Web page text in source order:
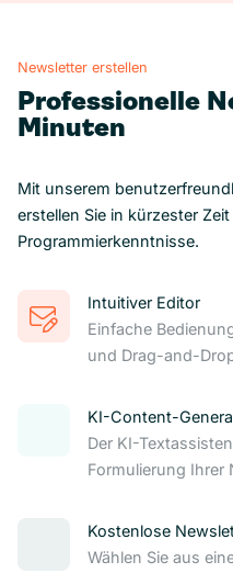
Newsletter erstellen
Professionelle
Minuten
Mit unserem
erstellen Sie in kürzester
Programmierkenntnisse.
Intuitiver Editor
Einfache
und Drag-and-
KI-Content-
Der KI-
Formulierung Ihrer
Kostenlose
Wählen Sie aus